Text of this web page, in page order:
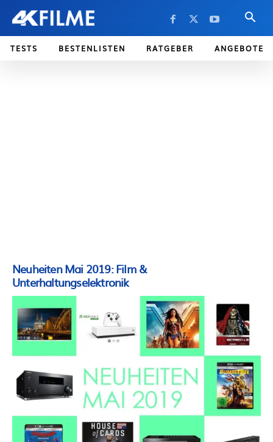
TESTS BESTENLISTEN RATGEBER ANGEBOTE
Neuheiten Mai 2019: Film &
Unterhaltungselektronik